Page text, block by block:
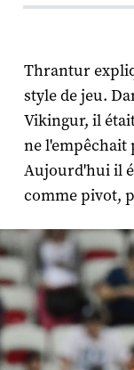
Thrantur
style de jeu.
Vikingur, il
ne l'empêchait
Aujourd'hui il
comme pivot,